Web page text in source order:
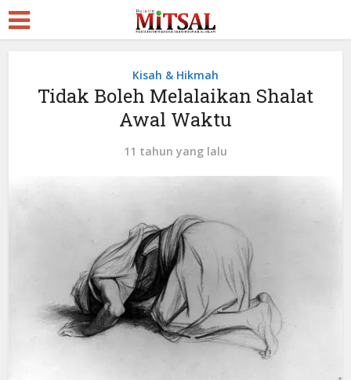
Kisah & Hikmah
Tidak Boleh Melalaikan Shalat
Awal Waktu
11 tahun yang lalu